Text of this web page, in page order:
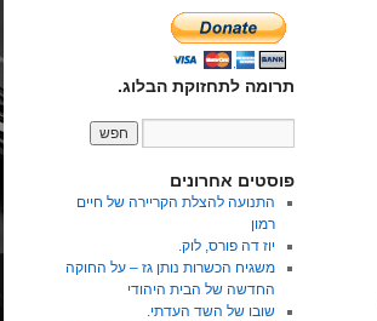
תרומה לתחזוקת הבלוג.
פוסטים אחרונים
התנועה להצלת הקריירה של חיים
רמון
יוז דה פורס, לוק.
משגיח הכשרות נותן גז – על החוקה
החדשה של הבית היהודי
שובו של השד העדתי.